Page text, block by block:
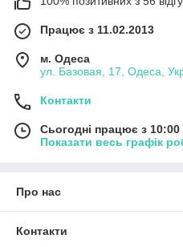
Працює з 11.02.2013
м. Одеса
ул. Базовая, 17, Одеса,
Контакти
Сьогодні працює з
Показати весь графік
Про нас
Контакти